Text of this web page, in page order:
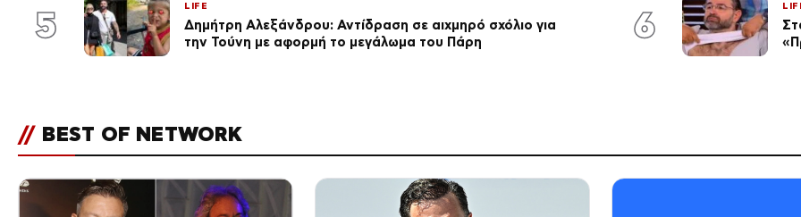
5 LIFE
Δημήτρη Αλεξάνδρου: Αντίδραση σε αιχμηρό σχόλιο για
την Τούνη με αφορμή το μεγάλωμα του Πάρη
6
// BEST OF NETWORK